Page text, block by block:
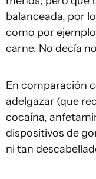
balanceada, por
como por
carne. No decía
En comparación
adelgazar (que
cocaína,
dispositivos de
ni tan